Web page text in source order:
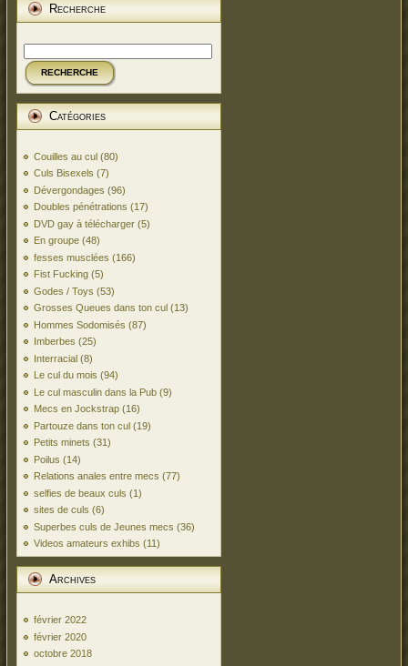
Recherche
RECHERCHE
Catégories
Couilles au cul (80)
Culs Bisexels (7)
Dévergondages (96)
Doubles pénétrations (17)
DVD gay à télécharger (5)
En groupe (48)
fesses musclées (166)
Fist Fucking (5)
Godes / Toys (53)
Grosses Queues dans ton cul (13)
Hommes Sodomisés (87)
Imberbes (25)
Interracial (8)
Le cul du mois (94)
Le cul masculin dans la Pub (9)
Mecs en Jockstrap (16)
Partouze dans ton cul (19)
Petits minets (31)
Poilus (14)
Relations anales entre mecs (77)
selfies de beaux culs (1)
sites de culs (6)
Superbes culs de Jeunes mecs (36)
Videos amateurs exhibs (11)
Archives
février 2022
février 2020
octobre 2018